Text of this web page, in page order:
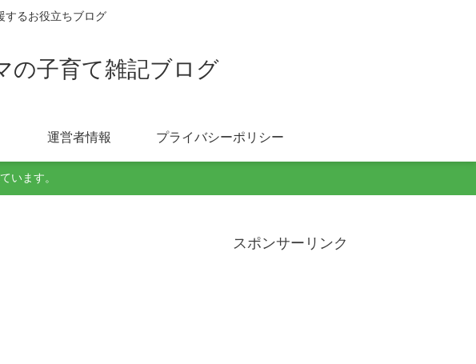
するお役立ちブログ
の子育て雑記ブログ
運営者情報 プライバシーポリシー
います。
スポンサーリンク